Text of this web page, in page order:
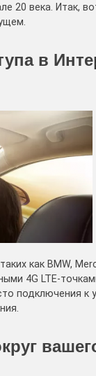
20 века. Итак,
в
как BMW,
4G LTE-
подключения к